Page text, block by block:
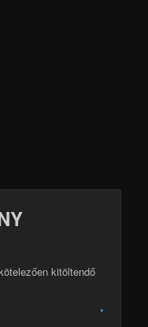
kitöltendő
*